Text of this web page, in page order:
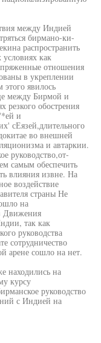
между Индией
бирмано-ки-
распространить
как
отношения
в укреплении
явилось
между Бирмой и
резкого обострения
и
сЕязей,длительного
во внешней
и автаркии.
руководство,от-
самым обеспечить
влияния извне. На
воздействие
страны Не
на
Движения
так как
руководства
сотрудничество
арене сошло на нет.
находились на
курсу
руководство
с Индией на